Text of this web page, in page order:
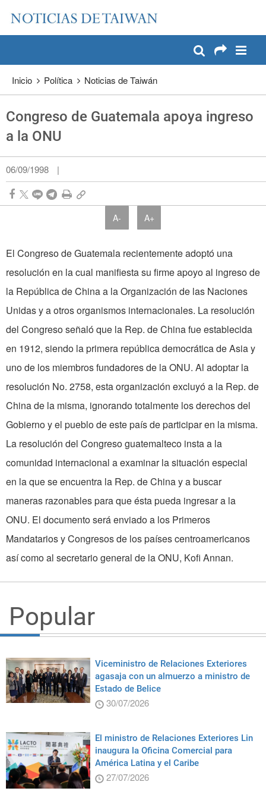
Pase a contenido principal
Inicio Política Noticias de Taiwán
Congreso de Guatemala apoya ingreso
a la ONU
06/09/1998 |
A- A+
El Congreso de Guatemala recientemente adoptó una
resolución en la cual manifiesta su firme apoyo al ingreso de
la República de China a la Organización de las Naciones
Unidas y a otros organismos internacionales. La resolución
del Congreso señaló que la Rep. de China fue establecida
en 1912, siendo la primera república democrática de Asia y
uno de los miembros fundadores de la ONU. Al adoptar la
resolución No. 2758, esta organización excluyó a la Rep. de
China de la misma, ignorando totalmente los derechos del
Gobierno y el pueblo de este país de participar en la misma.
La resolución del Congreso guatemalteco insta a la
comunidad internacional a examinar la situación especial
en la que se encuentra la Rep. de China y a buscar
maneras razonables para que ésta pueda ingresar a la
ONU. El documento será enviado a los Primeros
Mandatarios y Congresos de los países centroamericanos
así como al secretario general de la ONU, Kofi Annan.
Popular
Viceministro de Relaciones Exteriores
agasaja con un almuerzo a ministro de
Estado de Belice
30/07/2026
El ministro de Relaciones Exteriores Lin
inaugura la Oficina Comercial para
América Latina y el Caribe
27/07/2026